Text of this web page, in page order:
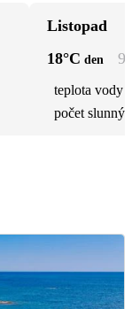
Listopad
18°C den 9
teplota vody
počet